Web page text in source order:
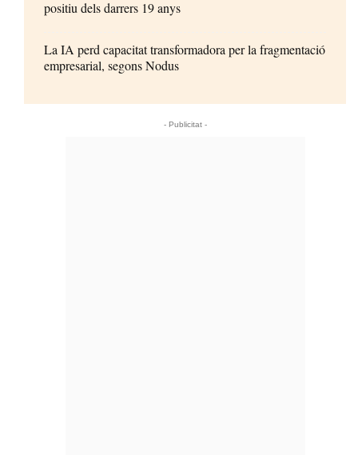
positiu dels darrers 19 anys
La IA perd capacitat transformadora per la fragmentació
empresarial, segons Nodus
- Publicitat -